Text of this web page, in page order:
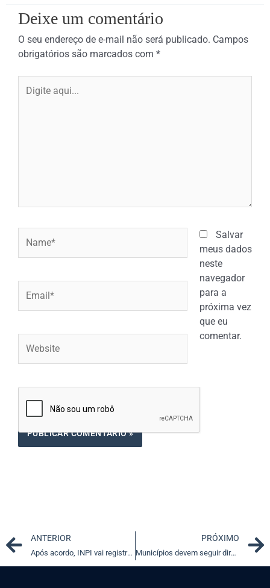
Deixe um comentário
O seu endereço de e-mail não será publicado. Campos
obrigatórios são marcados com *
aqui...
Salvar
meus dados
neste
navegador
para a
próxima vez
que eu
comentar.
Prev
ANTERIOR
Após acordo, INPI vai registrar criações intelectuais do CNJ
PRÓXIMO
Municípios devem seguir diretrizes do Plano São Paulo, diz TJ-SP